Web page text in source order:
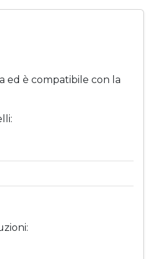
ed è compatibile con la